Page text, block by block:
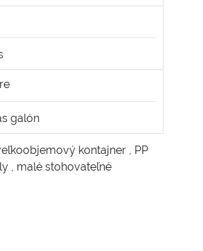
galón
kontajner , PP
, malé stohovateľné